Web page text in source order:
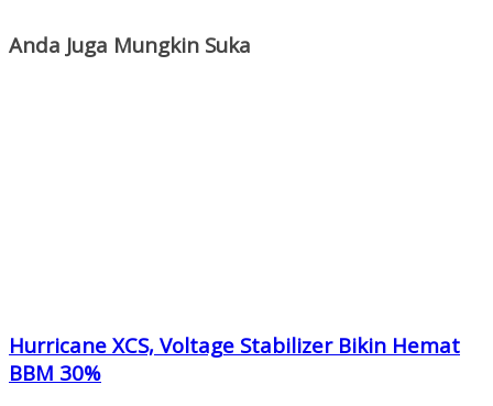
Anda Juga Mungkin Suka
Hurricane XCS, Voltage Stabilizer Bikin Hemat
BBM 30%